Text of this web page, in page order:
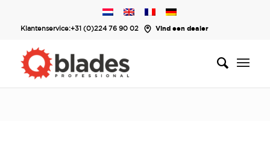
Klantenservice:+31 (0)224 76 90 02 Vind een dealer